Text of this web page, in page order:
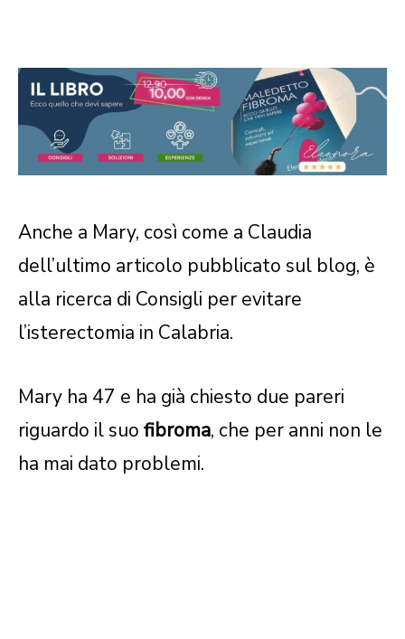
Anche a Mary, così come a Claudia
dell’ultimo articolo pubblicato sul blog, è
alla ricerca di Consigli per evitare
l’isterectomia in Calabria.
Mary ha 47 e ha già chiesto due pareri
riguardo il suo fibroma, che per anni non le
ha mai dato problemi.